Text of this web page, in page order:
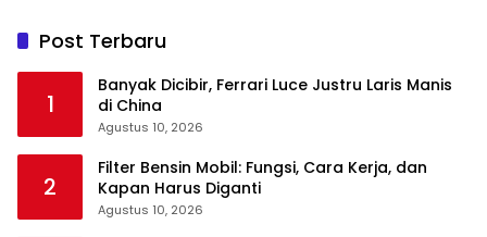
Post Terbaru
1
Banyak Dicibir, Ferrari Luce Justru Laris Manis
di China
Agustus 10, 2026
2
Filter Bensin Mobil: Fungsi, Cara Kerja, dan
Kapan Harus Diganti
Agustus 10, 2026